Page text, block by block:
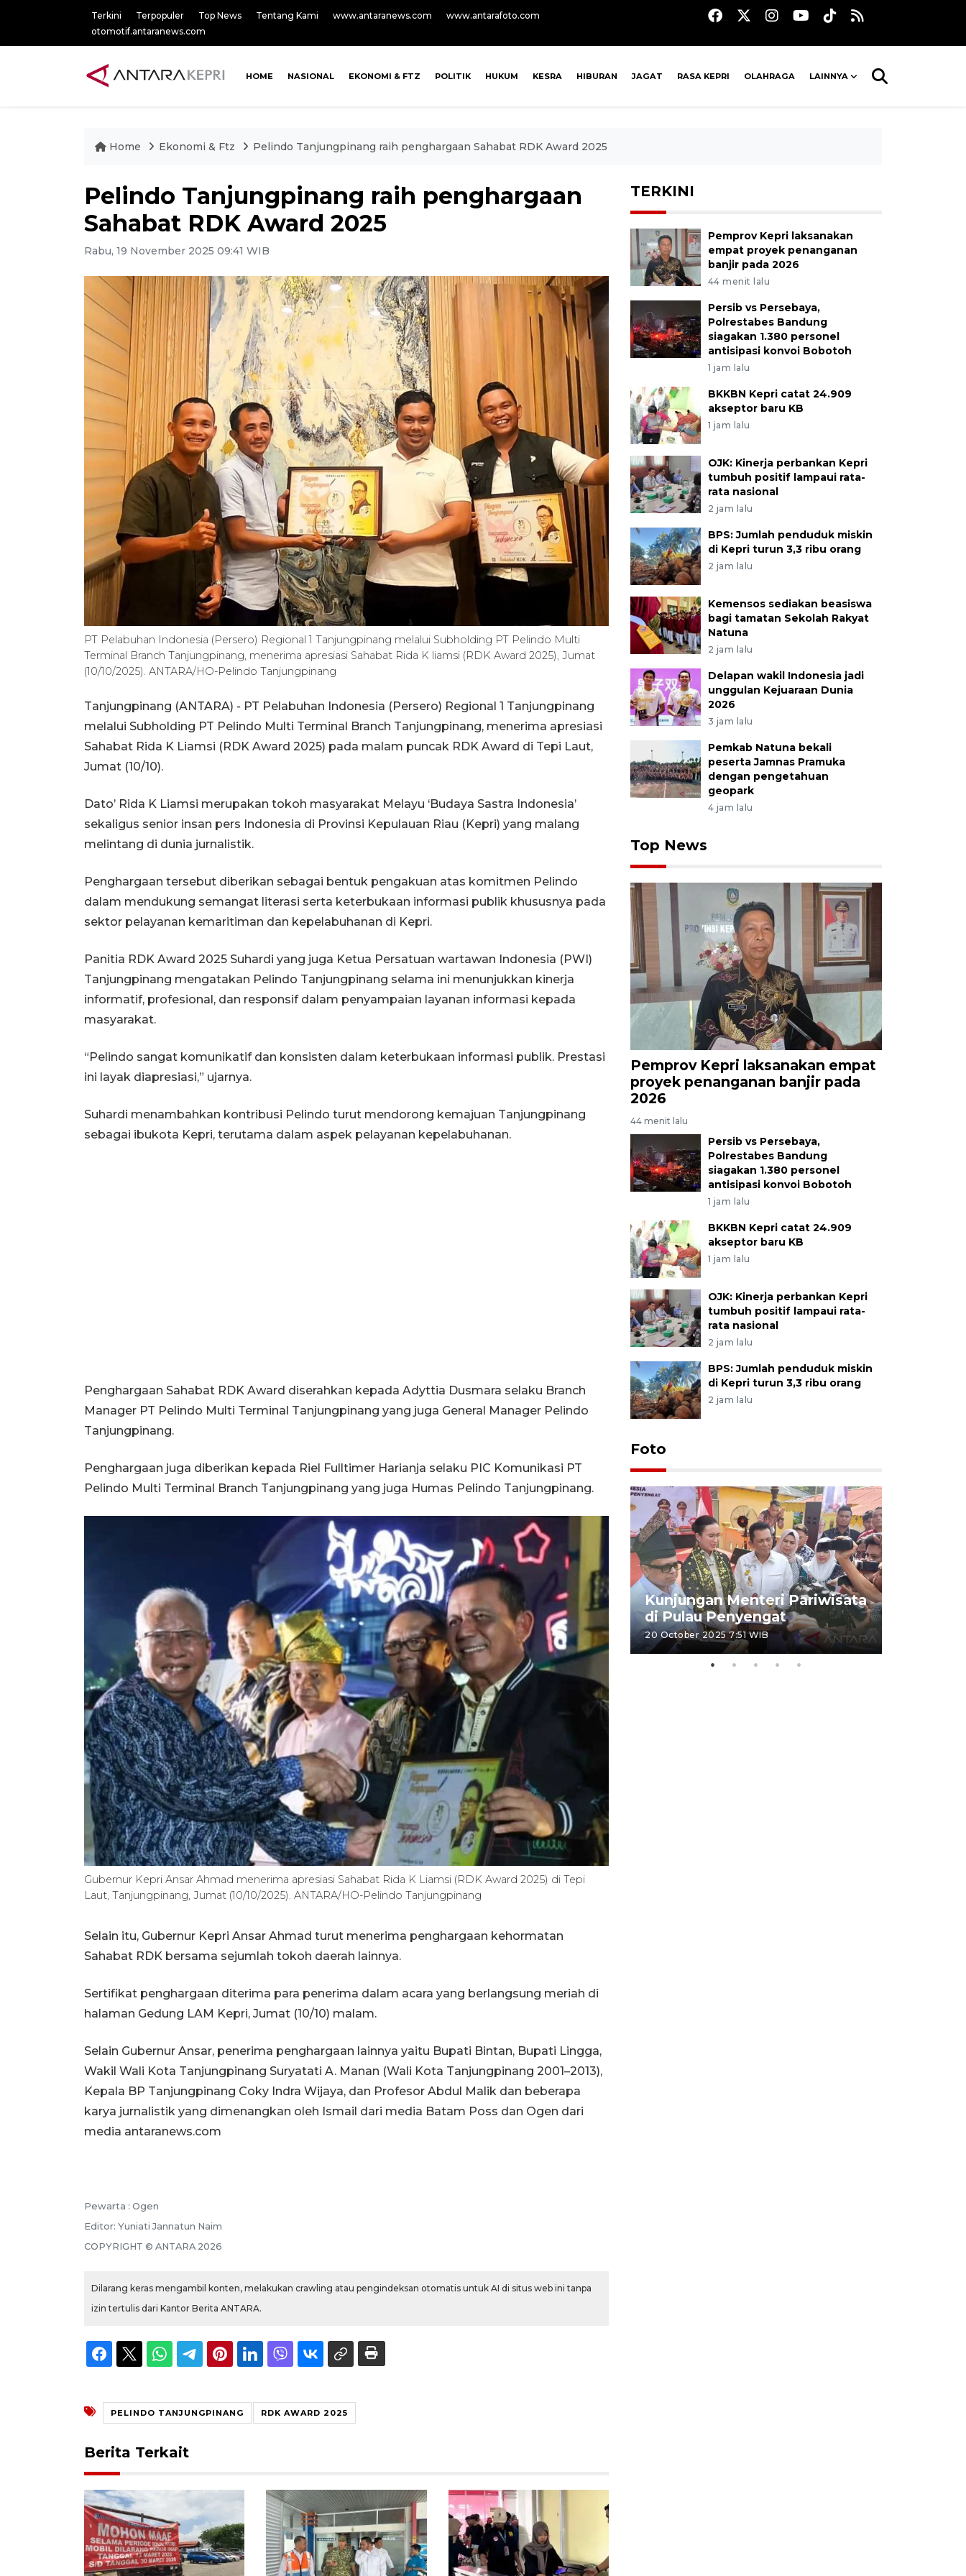
Terkini Terpopuler Top News Tentang Kami www.antaranews.com
www.antarafoto.com
otomotif.antaranews.com
HOME NASIONAL EKONOMI & FTZ POLITIK HUKUM KESRA HIBURAN JAGAT RASA KEPRI OLAHRAGA LAINNYA
Home Ekonomi & Ftz Pelindo Tanjungpinang raih penghargaan Sahabat RDK Award 2025
Pelindo Tanjungpinang raih penghargaan
Sahabat RDK Award 2025
Rabu, 19 November 2025 09:41 WIB
PT Pelabuhan Indonesia (Persero) Regional 1 Tanjungpinang melalui Subholding PT Pelindo Multi
Terminal Branch Tanjungpinang, menerima apresiasi Sahabat Rida K liamsi (RDK Award 2025), Jumat
(10/10/2025). ANTARA/HO-Pelindo Tanjungpinang
Tanjungpinang (ANTARA) - PT Pelabuhan Indonesia (Persero) Regional 1 Tanjungpinang
melalui Subholding PT Pelindo Multi Terminal Branch Tanjungpinang, menerima apresiasi
Sahabat Rida K Liamsi (RDK Award 2025) pada malam puncak RDK Award di Tepi Laut,
Jumat (10/10).
Dato’ Rida K Liamsi merupakan tokoh masyarakat Melayu ‘Budaya Sastra Indonesia’
sekaligus senior insan pers Indonesia di Provinsi Kepulauan Riau (Kepri) yang malang
melintang di dunia jurnalistik.
Penghargaan tersebut diberikan sebagai bentuk pengakuan atas komitmen Pelindo
dalam mendukung semangat literasi serta keterbukaan informasi publik khususnya pada
sektor pelayanan kemaritiman dan kepelabuhanan di Kepri.
Panitia RDK Award 2025 Suhardi yang juga Ketua Persatuan wartawan Indonesia (PWI)
Tanjungpinang mengatakan Pelindo Tanjungpinang selama ini menunjukkan kinerja
informatif, profesional, dan responsif dalam penyampaian layanan informasi kepada
masyarakat.
“Pelindo sangat komunikatif dan konsisten dalam keterbukaan informasi publik. Prestasi
ini layak diapresiasi,” ujarnya.
Suhardi menambahkan kontribusi Pelindo turut mendorong kemajuan Tanjungpinang
sebagai ibukota Kepri, terutama dalam aspek pelayanan kepelabuhanan.
Penghargaan Sahabat RDK Award diserahkan kepada Adyttia Dusmara selaku Branch
Manager PT Pelindo Multi Terminal Tanjungpinang yang juga General Manager Pelindo
Tanjungpinang.
Penghargaan juga diberikan kepada Riel Fulltimer Harianja selaku PIC Komunikasi PT
Pelindo Multi Terminal Branch Tanjungpinang yang juga Humas Pelindo Tanjungpinang.
Gubernur Kepri Ansar Ahmad menerima apresiasi Sahabat Rida K Liamsi (RDK Award 2025) di Tepi
Laut, Tanjungpinang, Jumat (10/10/2025). ANTARA/HO-Pelindo Tanjungpinang
Selain itu, Gubernur Kepri Ansar Ahmad turut menerima penghargaan kehormatan
Sahabat RDK bersama sejumlah tokoh daerah lainnya.
Sertifikat penghargaan diterima para penerima dalam acara yang berlangsung meriah di
halaman Gedung LAM Kepri, Jumat (10/10) malam.
Selain Gubernur Ansar, penerima penghargaan lainnya yaitu Bupati Bintan, Bupati Lingga,
Wakil Wali Kota Tanjungpinang Suryatati A. Manan (Wali Kota Tanjungpinang 2001–2013),
Kepala BP Tanjungpinang Coky Indra Wijaya, dan Profesor Abdul Malik dan beberapa
karya jurnalistik yang dimenangkan oleh Ismail dari media Batam Poss dan Ogen dari
media antaranews.com
Pewarta : Ogen
Editor: Yuniati Jannatun Naim
COPYRIGHT © ANTARA 2026
Dilarang keras mengambil konten, melakukan crawling atau pengindeksan otomatis untuk AI di situs web ini tanpa
izin tertulis dari Kantor Berita ANTARA.
PELINDO TANJUNGPINANG RDK AWARD 2025
Berita Terkait
TERKINI
Pemprov Kepri laksanakan
empat proyek penanganan
banjir pada 2026
44 menit lalu
Persib vs Persebaya,
Polrestabes Bandung
siagakan 1.380 personel
antisipasi konvoi Bobotoh
1 jam lalu
BKKBN Kepri catat 24.909
akseptor baru KB
1 jam lalu
OJK: Kinerja perbankan Kepri
tumbuh positif lampaui rata-
rata nasional
2 jam lalu
BPS: Jumlah penduduk miskin
di Kepri turun 3,3 ribu orang
2 jam lalu
Kemensos sediakan beasiswa
bagi tamatan Sekolah Rakyat
Natuna
2 jam lalu
Delapan wakil Indonesia jadi
unggulan Kejuaraan Dunia
2026
3 jam lalu
Pemkab Natuna bekali
peserta Jamnas Pramuka
dengan pengetahuan
geopark
4 jam lalu
Top News
Pemprov Kepri laksanakan empat
proyek penanganan banjir pada
2026
44 menit lalu
Persib vs Persebaya,
Polrestabes Bandung
siagakan 1.380 personel
antisipasi konvoi Bobotoh
1 jam lalu
BKKBN Kepri catat 24.909
akseptor baru KB
1 jam lalu
OJK: Kinerja perbankan Kepri
tumbuh positif lampaui rata-
rata nasional
2 jam lalu
BPS: Jumlah penduduk miskin
di Kepri turun 3,3 ribu orang
2 jam lalu
Foto
Distribusi logistik pemilu
gunakan mobil jenazah
08 February 2024 15:30 WIB, 2024
Kunjungan Menteri Pariwisata
di Pulau Penyengat
20 October 2025 7:51 WIB